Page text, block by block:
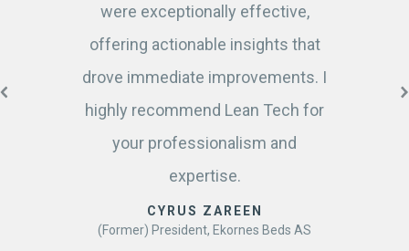
were exceptionally effective,
offering actionable insights that
drove immediate improvements. I
highly recommend Lean Tech for
your professionalism and
expertise.
CYRUS ZAREEN
(Former) President, Ekornes Beds AS